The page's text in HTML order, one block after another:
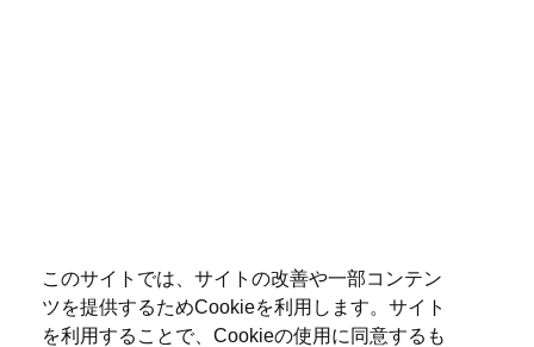
このサイトでは、サイトの改善や一部コンテン
ツを提供するためCookieを利用します。サイト
を利用することで、Cookieの使用に同意するも